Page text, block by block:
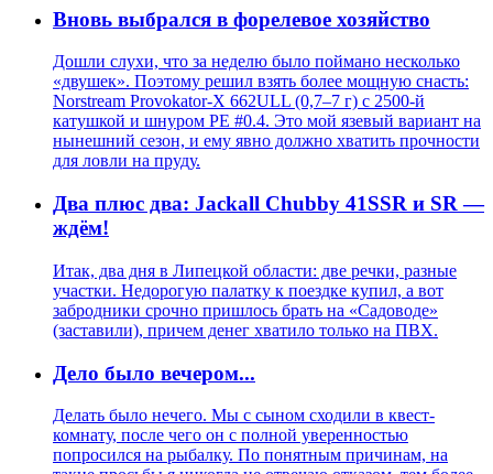
Вновь выбрался в форелевое хозяйство
Дошли слухи, что за неделю было поймано несколько
«двушек». Поэтому решил взять более мощную снасть:
Norstream Provokator-X 662ULL (0,7–7 г) с 2500-й
катушкой и шнуром PE #0.4. Это мой язевый вариант на
нынешний сезон, и ему явно должно хватить прочности
для ловли на пруду.
Два плюс два: Jackall Chubby 41SSR и SR —
ждём!
Итак, два дня в Липецкой области: две речки, разные
участки. Недорогую палатку к поездке купил, а вот
забродники срочно пришлось брать на «Садоводе»
(заставили), причем денег хватило только на ПВХ.
Дело было вечером...
Делать было нечего. Мы с сыном сходили в квест-
комнату, после чего он с полной уверенностью
попросился на рыбалку. По понятным причинам, на